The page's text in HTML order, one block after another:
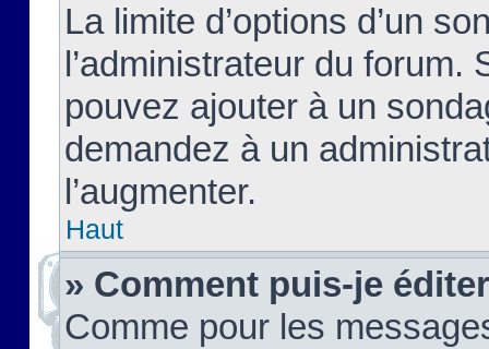
La limite d’options d’un
l’administrateur du forum.
pouvez ajouter à un
demandez à un
l’augmenter.
Haut
» Comment puis-je
Comme pour les